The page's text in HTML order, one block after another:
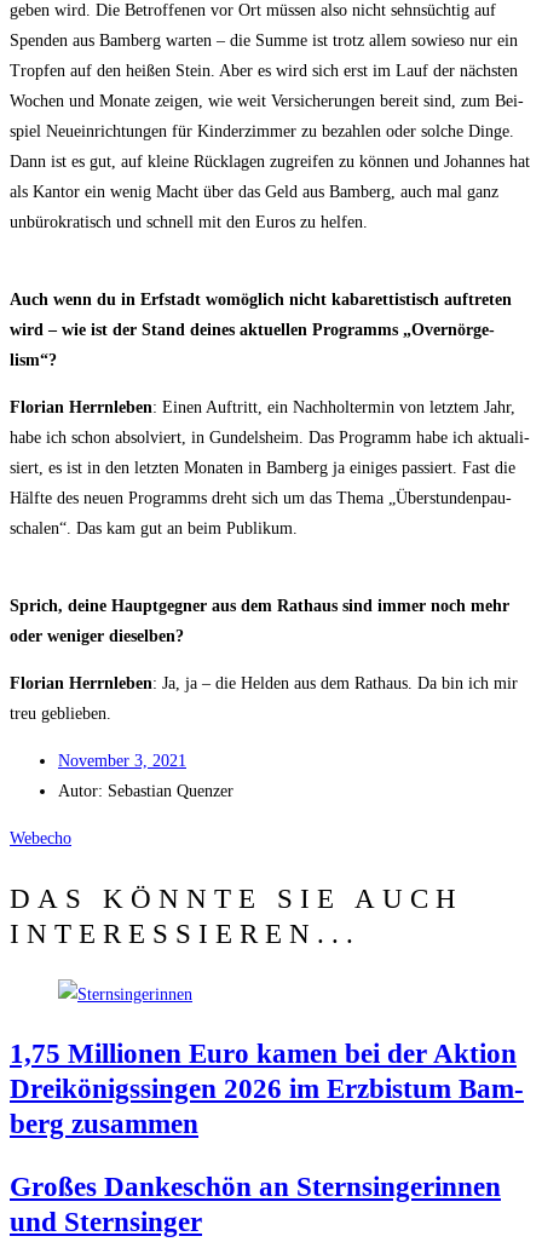
geben wird. Die Betrof­fe­nen vor Ort müs­sen also nicht sehn­süch­tig auf
Spen­den aus Bam­berg war­ten – die Sum­me ist trotz allem sowie­so nur ein
Trop­fen auf den hei­ßen Stein. Aber es wird sich erst im Lauf der nächs­ten
Wochen und Mona­te zei­gen, wie weit Ver­si­che­run­gen bereit sind, zum Bei­
spiel Neu­ein­rich­tun­gen für Kin­der­zim­mer zu bezah­len oder sol­che Din­ge.
Dann ist es gut, auf klei­ne Rück­la­gen zugrei­fen zu kön­nen und Johan­nes hat
als Kan­tor ein wenig Macht über das Geld aus Bam­berg, auch mal ganz
unbü­ro­kra­tisch und schnell mit den Euros zu helfen.
Auch wenn du in Erf­stadt womög­lich nicht kaba­ret­tis­tisch auf­tre­ten
wird – wie ist der Stand dei­nes aktu­el­len Pro­gramms „Over­n­ör­ge­
lism“?
Flo­ri­an Herrn­le­ben: Einen Auf­tritt, ein Nach­hol­ter­min von letz­tem Jahr,
habe ich schon absol­viert, in Gun­dels­heim. Das Pro­gramm habe ich aktua­li­
siert, es ist in den letz­ten Mona­ten in Bam­berg ja eini­ges pas­siert. Fast die
Hälf­te des neu­en Pro­gramms dreht sich um das The­ma „Über­stun­den­pau­
scha­len“. Das kam gut an beim Publikum.
Sprich, dei­ne Haupt­geg­ner aus dem Rat­haus sind immer noch mehr
oder weni­ger dieselben?
Flo­ri­an Herrn­le­ben: Ja, ja – die Hel­den aus dem Rat­haus. Da bin ich mir
treu geblieben.
Novem­ber 3, 2021
Autor: Sebas­ti­an Quenzer
Web­echo
DAS KÖNNTE SIE AUCH
INTERESSIEREN...
1,75 Mil­lio­nen Euro kamen bei der Akti­on
Drei­kö­nigs­sin­gen 2026 im Erz­bis­tum Bam­
berg zusammen
Gro­ßes Dan­ke­schön an Stern­sin­ge­rin­nen
und Sternsinger